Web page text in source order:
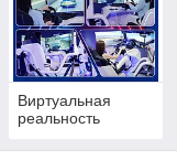
не могут отказать в
против ощутить себя
Виртуальная
реальность